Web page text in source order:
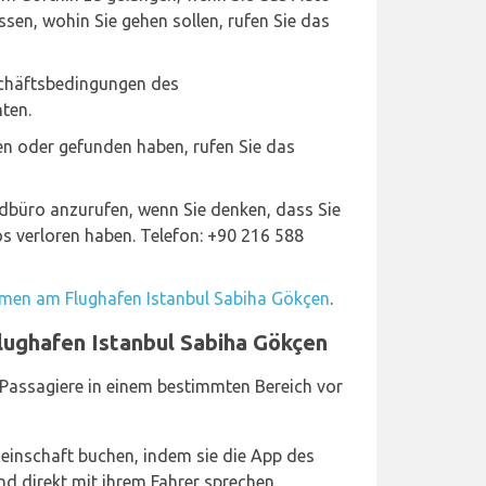
wohin Sie gehen sollen, rufen Sie das
des
oder gefunden haben, rufen Sie das
anzurufen, wenn Sie denken, dass Sie
verloren haben. Telefon: +90 216 588
am Flughafen Istanbul Sabiha Gökçen.
Istanbul Sabiha Gökçen
in einem bestimmten Bereich vor
buchen, indem sie die App des
direkt mit ihrem Fahrer sprechen.